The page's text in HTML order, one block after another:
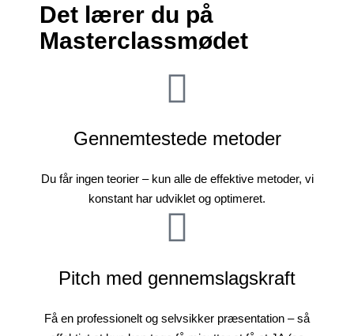
Det lærer du på
Masterclassmødet
Gennemtestede metoder
Du får ingen teorier – kun alle de effektive metoder, vi
konstant har udviklet og optimeret.
Pitch med gennemslagskraft
Få en professionelt og selvsikker præsentation – så